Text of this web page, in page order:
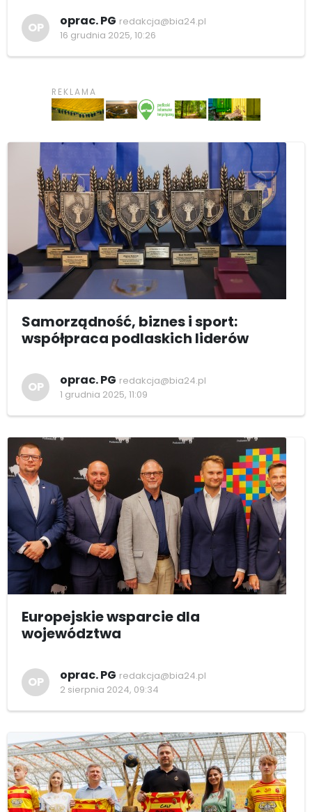
OP oprac. PG redakcja@bia24.pl
16 grudnia 2025, 10:26
Samorządność, biznes i sport:
współpraca podlaskich liderów
OP oprac. PG redakcja@bia24.pl
1 grudnia 2025, 11:09
Europejskie wsparcie dla
województwa
OP oprac. PG redakcja@bia24.pl
2 sierpnia 2024, 09:34